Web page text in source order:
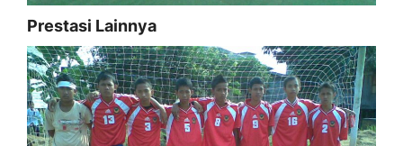
Prestasi Lainnya